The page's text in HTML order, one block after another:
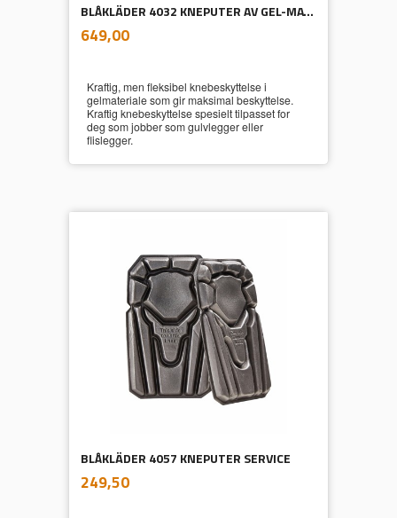
BLÅKLÄDER 4032 KNEPUTER AV GEL-MATERIALE 25 MM
Pris
649,00mva.
Kraftig, men fleksibel knebeskyttelse i
gelmateriale som gir maksimal beskyttelse.
Kraftig knebeskyttelse spesielt tilpasset for
deg som jobber som gulvlegger eller
flislegger.
BLÅKLÄDER 4057 KNEPUTER SERVICE
Pris
249,50mva.